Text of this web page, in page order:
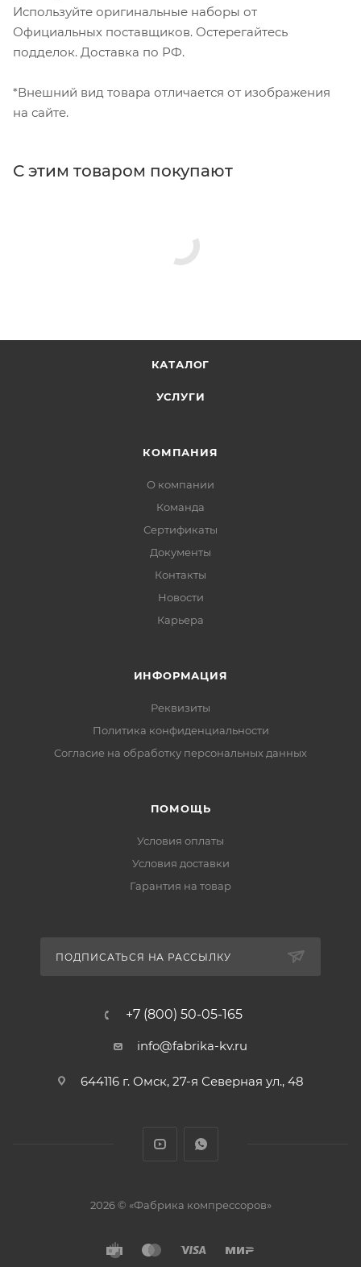
Используйте оригинальные наборы от
Официальных поставщиков. Остерегайтесь
подделок. Доставка по РФ.
*Внешний вид товара отличается от изображения
на сайте.
С этим товаром покупают
КАТАЛОГ
УСЛУГИ
КОМПАНИЯ
О компании
Команда
Сертификаты
Документы
Контакты
Новости
Карьера
ИНФОРМАЦИЯ
Реквизиты
Политика конфиденциальности
Cогласие на обработку персональных данных
ПОМОЩЬ
Условия оплаты
Условия доставки
Гарантия на товар
ПОДПИСАТЬСЯ НА РАССЫЛКУ
+7 (800) 50-05-165
info@fabrika-kv.ru
644116 г. Омск, 27-я Северная ул., 48
2026 © «Фабрика компрессоров»